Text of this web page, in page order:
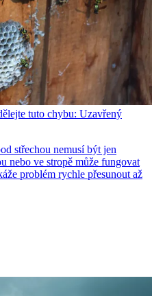
tuto chybu: Uzavřený
střechou nemusí být jen
nebo ve stropě může fungovat
problém rychle přesunout až